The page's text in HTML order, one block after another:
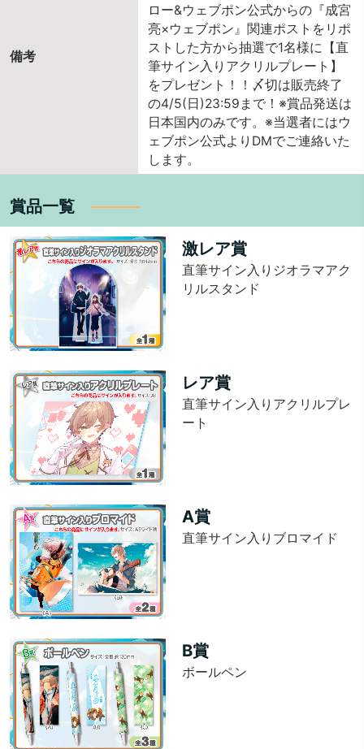
備考
ロー&ウェブポン公式からの『成宮
亮×ウェブポン』関連ポストをリポ
ストした方から抽選で1名様に【直
筆サイン入りアクリルプレート】
をプレゼント！！〆切は販売終了
の4/5(日)23:59まで！※賞品発送は
日本国内のみです。※当選者にはウ
ェブポン公式よりDMでご連絡いた
します。
賞品一覧
激レア賞
直筆サイン入りジオラマアク
リルスタンド
レア賞
直筆サイン入りアクリルプレ
ート
A賞
直筆サイン入りブロマイド
B賞
ボールペン